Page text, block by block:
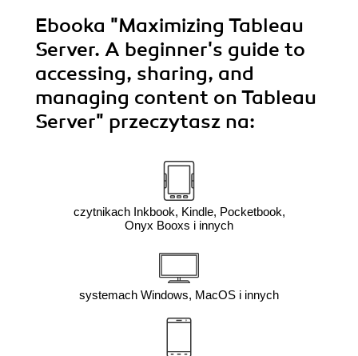
Ebooka "Maximizing Tableau
Server. A beginner's guide to
accessing, sharing, and
managing content on Tableau
Server" przeczytasz na:
czytnikach Inkbook, Kindle, Pocketbook,
Onyx Booxs i innych
systemach Windows, MacOS i innych